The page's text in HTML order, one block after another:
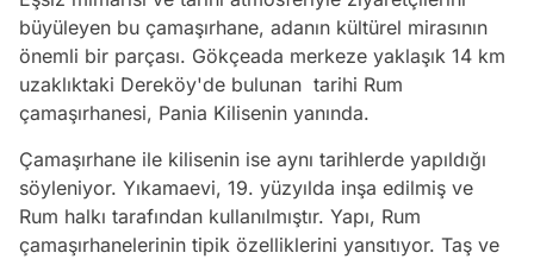
büyüleyen bu çamaşırhane, adanın kültürel mirasının
önemli bir parçası. Gökçeada merkeze yaklaşık 14 km
uzaklıktaki Dereköy'de bulunan tarihi Rum
çamaşırhanesi, Pania Kilisenin yanında.
Çamaşırhane ile kilisenin ise aynı tarihlerde yapıldığı
söyleniyor. Yıkamaevi, 19. yüzyılda inşa edilmiş ve
Rum halkı tarafından kullanılmıştır. Yapı, Rum
çamaşırhanelerinin tipik özelliklerini yansıtıyor. Taş ve